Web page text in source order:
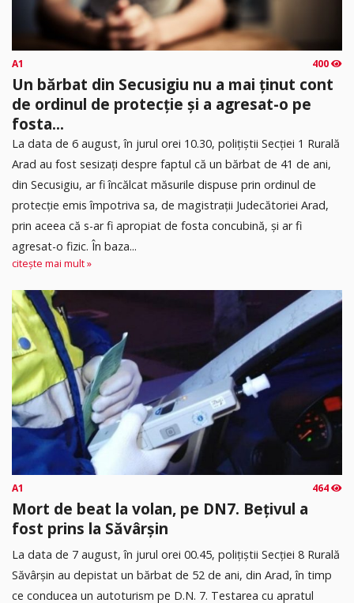
A1 400
Un bărbat din Secusigiu nu a mai ținut cont
de ordinul de protecție și a agresat-o pe
fosta...
​La data de 6 august, în jurul orei 10.30, polițiștii Secției 1 Rurală
Arad au fost sesizați despre faptul că un bărbat de 41 de ani,
din Secusigiu, ar fi încălcat măsurile dispuse prin ordinul de
protecție emis împotriva sa, de magistrații Judecătoriei Arad,
prin aceea că s-ar fi apropiat de fosta concubină, și ar fi
agresat-o fizic. În baza...
citește mai mult »
A1 464
Mort de beat la volan, pe DN7. Bețivul a
fost prins la Săvârșin
​La data de 7 august, în jurul orei 00.45, polițiștii Secției 8 Rurală
Săvârșin au depistat un bărbat de 52 de ani, din Arad, în timp
ce conducea un autoturism pe D.N. 7. Testarea cu apratul